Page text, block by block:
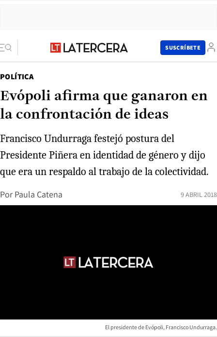
SUSCRÍBETE
POLÍTICA
Evópoli afirma que ganaron en
la confrontación de ideas
Francisco Undurraga festejó postura del
Presidente Piñera en identidad de género y dijo
que era un respaldo al trabajo de la colectividad.
Por Paula Catena 9 ABRIL 2018
El presidente de Evópoli, Francisco Undurraga.